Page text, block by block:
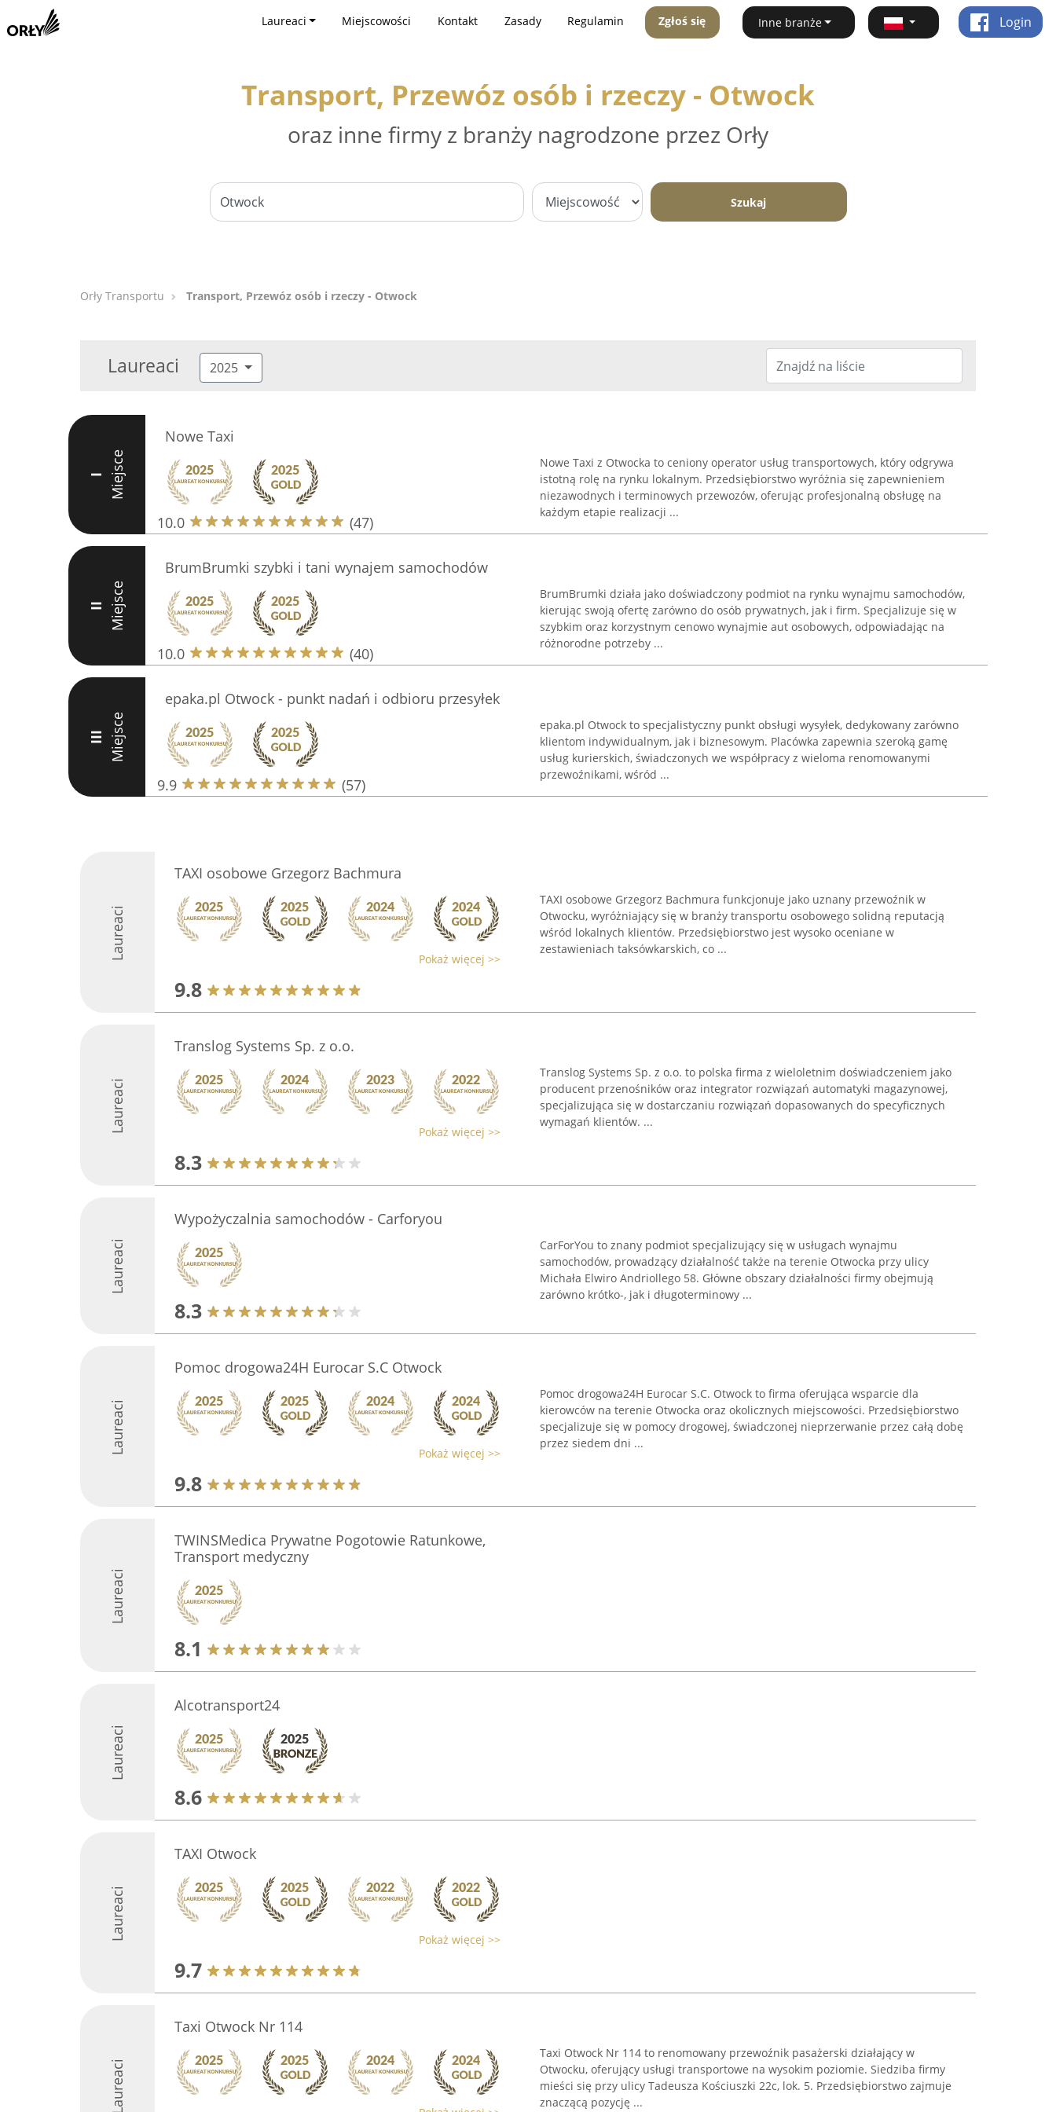
Laureaci Miejscowości Kontakt Zasady Regulamin Zgłoś się Inne branże Login
Transport, Przewóz osób i rzeczy - Otwock
oraz inne firmy z branży nagrodzone przez Orły
Szukaj
Orły Transportu Transport, Przewóz osób i rzeczy - Otwock
Laureaci 2025
I Miejsce
Nowe Taxi
10.0 (47)
Nowe Taxi z Otwocka to ceniony operator usług transportowych, który odgrywa
istotną rolę na rynku lokalnym. Przedsiębiorstwo wyróżnia się zapewnieniem
niezawodnych i terminowych przewozów, oferując profesjonalną obsługę na
każdym etapie realizacji ...
II Miejsce
BrumBrumki szybki i tani wynajem samochodów
10.0 (40)
BrumBrumki działa jako doświadczony podmiot na rynku wynajmu samochodów,
kierując swoją ofertę zarówno do osób prywatnych, jak i firm. Specjalizuje się w
szybkim oraz korzystnym cenowo wynajmie aut osobowych, odpowiadając na
różnorodne potrzeby ...
III Miejsce
epaka.pl Otwock - punkt nadań i odbioru przesyłek
9.9 (57)
epaka.pl Otwock to specjalistyczny punkt obsługi wysyłek, dedykowany zarówno
klientom indywidualnym, jak i biznesowym. Placówka zapewnia szeroką gamę
usług kurierskich, świadczonych we współpracy z wieloma renomowanymi
przewoźnikami, wśród ...
Laureaci
TAXI osobowe Grzegorz Bachmura
Pokaż więcej >>
9.8
TAXI osobowe Grzegorz Bachmura funkcjonuje jako uznany przewoźnik w
Otwocku, wyróżniający się w branży transportu osobowego solidną reputacją
wśród lokalnych klientów. Przedsiębiorstwo jest wysoko oceniane w
zestawieniach taksówkarskich, co ...
Laureaci
Translog Systems Sp. z o.o.
Pokaż więcej >>
8.3
Translog Systems Sp. z o.o. to polska firma z wieloletnim doświadczeniem jako
producent przenośników oraz integrator rozwiązań automatyki magazynowej,
specjalizująca się w dostarczaniu rozwiązań dopasowanych do specyficznych
wymagań klientów. ...
Laureaci
Wypożyczalnia samochodów - Carforyou
8.3
CarForYou to znany podmiot specjalizujący się w usługach wynajmu
samochodów, prowadzący działalność także na terenie Otwocka przy ulicy
Michała Elwiro Andriollego 58. Główne obszary działalności firmy obejmują
zarówno krótko-, jak i długoterminowy ...
Laureaci
Pomoc drogowa24H Eurocar S.C Otwock
Pokaż więcej >>
9.8
Pomoc drogowa24H Eurocar S.C. Otwock to firma oferująca wsparcie dla
kierowców na terenie Otwocka oraz okolicznych miejscowości. Przedsiębiorstwo
specjalizuje się w pomocy drogowej, świadczonej nieprzerwanie przez całą dobę
przez siedem dni ...
Laureaci
TWINSMedica Prywatne Pogotowie Ratunkowe,
Transport medyczny
8.1
Laureaci
Alcotransport24
8.6
Laureaci
TAXI Otwock
Pokaż więcej >>
9.7
Laureaci
Taxi Otwock Nr 114
Taxi Otwock Nr 114 to renomowany przewoźnik pasażerski działający w
Otwocku, oferujący usługi transportowe na wysokim poziomie. Siedziba firmy
mieści się przy ulicy Tadeusza Kościuszki 22c, lok. 5. Przedsiębiorstwo zajmuje
znaczącą pozycję ...